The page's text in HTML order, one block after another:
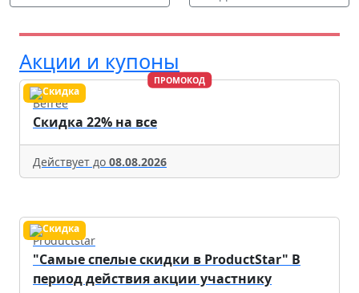
Акции и купоны
ПРОМОКОД
Befree
Скидка 22% на все
Действует до 08.08.2026
Productstar
"Самые спелые скидки в ProductStar" В
период действия акции участнику